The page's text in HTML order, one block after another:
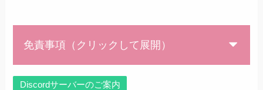
免責事項（クリックして展開）
Discordサーバーのご案内